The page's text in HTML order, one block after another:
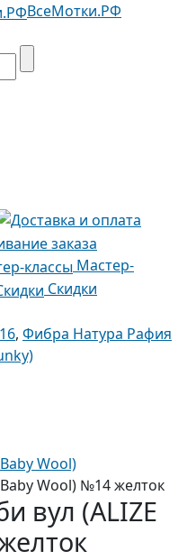
ВсеМотки.РФ
Мастер-
Скидки
, Фибра Натура Рафия
Wool)
Wool) №14 желток
вул (ALIZE